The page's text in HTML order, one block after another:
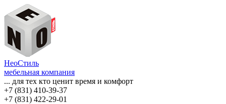
НеоСтиль
мебельная компания
... для тех кто ценит время и комфорт
+7 (831) 410-39-37
+7 (831) 422-29-01